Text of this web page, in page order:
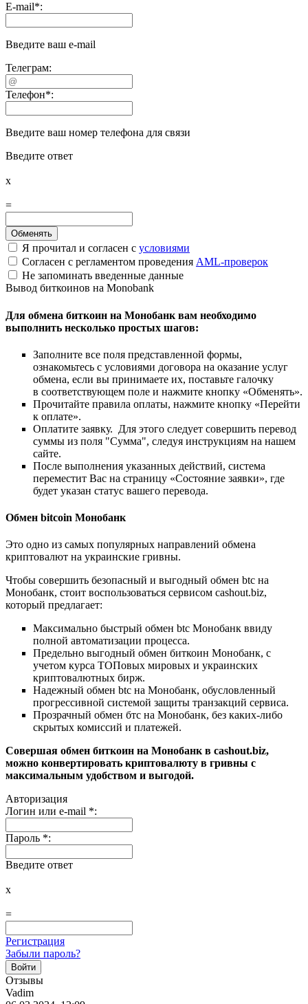
E-mail*:
Введите ваш e-mail
Телеграм:
Телефон*:
Введите ваш номер телефона для связи
Введите ответ
x
=
Я прочитал и согласен с условиями
Согласен с регламентом проведения AML-проверок
Не запоминать введенные данные
Вывод биткоинов на Monobank
Для обмена биткоин на Монобанк вам необходимо
выполнить несколько простых шагов:
Заполните все поля представленной формы,
ознакомьтесь с условиями договора на оказание услуг
обмена, если вы принимаете их, поставьте галочку
в соответствующем поле и нажмите кнопку «Обменять».
Прочитайте правила оплаты, нажмите кнопку «Перейти
к оплате».
Оплатите заявку. Для этого следует совершить перевод
суммы из поля "Сумма", следуя инструкциям на нашем
сайте.
После выполнения указанных действий, система
переместит Вас на страницу «Состояние заявки», где
будет указан статус вашего перевода.
Обмен bitcoin Монобанк
Это одно из самых популярных направлений обмена
криптовалют на украинские гривны.
Чтобы совершить безопасный и выгодный обмен btc на
Монобанк, стоит воспользоваться сервисом cashout.biz,
который предлагает:
Максимально быстрый обмен btc Монобанк ввиду
полной автоматизации процесса.
Предельно выгодный обмен биткоин Монобанк, с
учетом курса ТОПовых мировых и украинских
криптовалютных бирж.
Надежный обмен btc на Монобанк, обусловленный
прогрессивной системой защиты транзакций сервиса.
Прозрачный обмен бтс на Монобанк, без каких-либо
скрытых комиссий и платежей.
Совершая обмен биткоин на Монобанк в cashout.biz,
можно конвертировать криптовалюту в гривны с
максимальным удобством и выгодой.
Авторизация
Логин или e-mail *:
Пароль *:
Введите ответ
x
=
Регистрация
Забыли пароль?
Отзывы
Vadim